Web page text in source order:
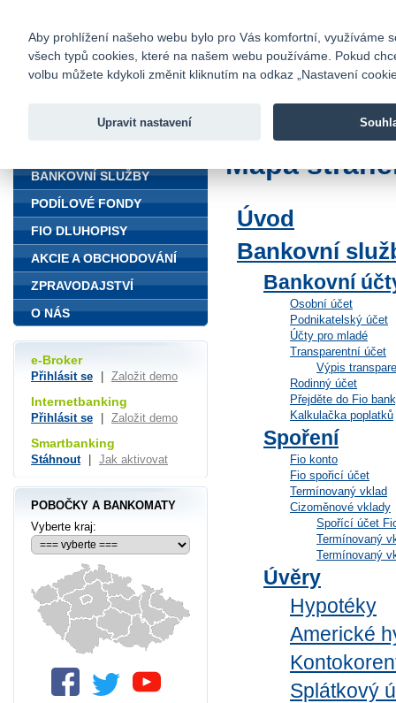
Fio banka
Fio banka
Mapa
Úvod
Bankovní
Bankovní
Osobní účet
Podnikatelský účet
Účty pro mladé
Transparentní účet
Výpis
Rodinný účet
Přejděte do Fio
Kalkulačka poplatků
Spoření
Fio konto
Fio spořicí účet
Termínovaný vklad
Cizoměnové vklady
Spořící účet
Termínovaný
Termínovaný
Úvěry
Hypotéky
Americké
Splátkový
BANKOVNÍ SLUŽBY
PODÍLOVÉ FONDY
FIO DLUHOPISY
AKCIE A OBCHODOVÁNÍ
ZPRAVODAJSTVÍ
O NÁS
e-Broker
Přihlásit se Založit demo
Internetbanking
Přihlásit se Založit demo
Smartbanking
Stáhnout Jak aktivovat
POBOČKY A BANKOMATY
Vyberte kraj:
Aby prohlížení našeho webu bylo pro Vás komfortní, využíváme
všech typů cookies, které na našem webu používáme. Pokud
volbu můžete kdykoli změnit kliknutím na odkaz „Nastavení
Upravit nastavení